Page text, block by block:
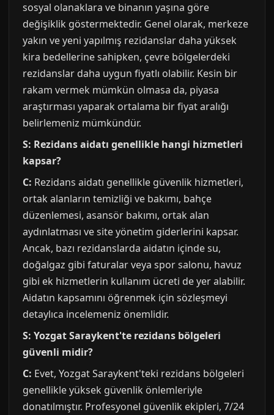
sosyal olanaklara ve binanın yaşına göre
değişiklik göstermektedir. Genel olarak, merkeze
yakın ve yeni yapılmış rezidanslar daha yüksek
kira bedellerine sahipken, çevre bölgelerdeki
rezidanslar daha uygun fiyatlı olabilir. Kesin bir
rakam vermek mümkün olmasa da, piyasa
araştırması yaparak ortalama bir fiyat aralığı
belirlemeniz mümkündür.
S: Rezidans aidatı genellikle hangi hizmetleri
kapsar?
C: Rezidans aidatı genellikle güvenlik hizmetleri,
ortak alanların temizliği ve bakımı, bahçe
düzenlemesi, asansör bakımı, ortak alan
aydınlatması ve site yönetim giderlerini kapsar.
Ancak, bazı rezidanslarda aidatın içinde su,
doğalgaz gibi faturalar veya spor salonu, havuz
gibi ek hizmetlerin kullanım ücreti de yer alabilir.
Aidatın kapsamını öğrenmek için sözleşmeyi
detaylıca incelemeniz önemlidir.
S: Yozgat Saraykent'te rezidans bölgeleri
güvenli midir?
C: Evet, Yozgat Saraykent'teki rezidans bölgeleri
genellikle yüksek güvenlik önlemleriyle
donatılmıştır. Profesyonel güvenlik ekipleri, 7/24